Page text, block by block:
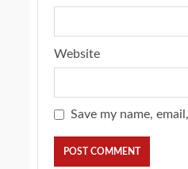
Website
Save my name,